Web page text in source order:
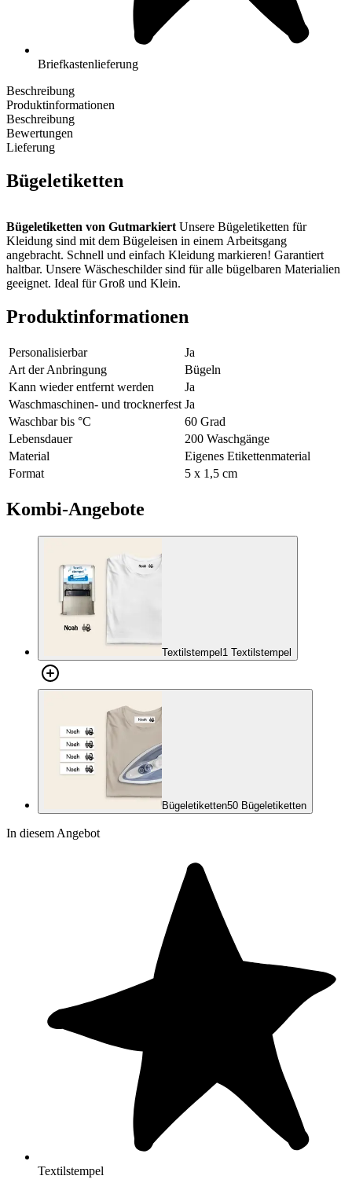
Briefkastenlieferung
Beschreibung
Produktinformationen
Beschreibung
Bewertungen
Lieferung
Bügeletiketten
Bügeletiketten von Gutmarkiert Unsere Bügeletiketten für
Kleidung sind mit dem Bügeleisen in einem Arbeitsgang
angebracht. Schnell und einfach Kleidung markieren! Garantiert
haltbar. Unsere Wäscheschilder sind für alle bügelbaren Materialien
geeignet. Ideal für Groß und Klein.
Bügeletiketten Kinder
Für Kinder im Vorschulalter, welche noch
nicht lesen können, kann das Bügeletikett neben dem Namen
Sie die Bügeletiketten Kleidung für Kinder auch wieder aus der
Kleidung entfernen. Dies gelingt am besten bei glattem
Baumwollstoff. Es können jedoch Kleberückstände zurückbleiben.
Tipps zur Anwendung der Bügeletiketten:
Bügeletikett mit der bedruckten Seite nach oben. Legen Sie ein
Stück Backpapier oder ein Bügeltuch darüber. Erhitzen Sie das
Bügeleisen auf mittlerer Hitze, verwenden Sie keinen Dampf!
Bügeln Sie das Etikett in 10-15 Sekunden in die Kleidung. Mit der
Spitze des Bügeleisens können Sie eventuell stärkeren Druck
Seien Sie bitte vorsichtig mit synthetischem Material! Die
Bügeletiketten sind waschmaschinen- und trocknergeeignet bis 60
Wäscheschilder anbringen
folgende Anleitung zu lesen, wie Sie unsere Bügeletiketten
Kleidung am besten anbringen.
Produktinformationen
Personalisierbar
Ja
Art der Anbringung
Bügeln
Kann wieder entfernt werden
Ja
Waschmaschinen- und trocknerfest Ja
Waschbar bis °C
60 Grad
Lebensdauer
200 Waschgänge
Material
Eigenes Etikettenmaterial
Format
5 x 1,5 cm
Kombi-Angebote
Textilstempel 1 Textilstempel
Bügeletiketten50 Bügeletiketten
In diesem Angebot
Textilstempel